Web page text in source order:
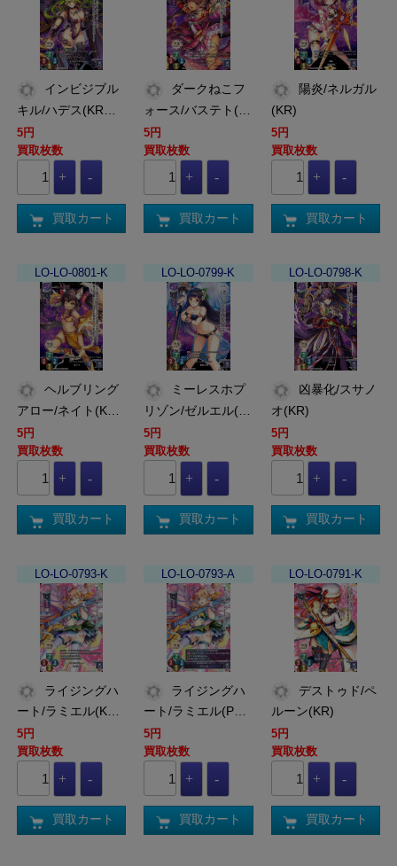
キル/ハデス(KR…
5円
買取枚数
買取カート
ォース/バステト(…
5円
買取枚数
買取カート
(KR)
5円
買取枚数
買取カート
LO-LO-0801-K
アロー/ネイト(K…
5円
買取枚数
買取カート
LO-LO-0799-K
リゾン/ゼルエル(…
5円
買取枚数
買取カート
LO-LO-0798-K
オ(KR)
5円
買取枚数
買取カート
LO-LO-0793-K
ート/ラミエル(K…
5円
買取枚数
買取カート
LO-LO-0793-A
ート/ラミエル(P…
5円
買取枚数
買取カート
LO-LO-0791-K
ルーン(KR)
5円
買取枚数
買取カート